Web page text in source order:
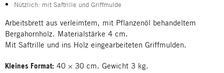
Nützlich: mit Saftrille und Griffmulde
Arbeitsbrett aus verleimtem, mit Pflanzenöl behandeltem
Bergahornholz. Materialstärke 4 cm.
Mit Saftrille und ins Holz eingearbeiteten Griffmulden.
Kleines Format: 40 × 30 cm. Gewicht 3 kg.